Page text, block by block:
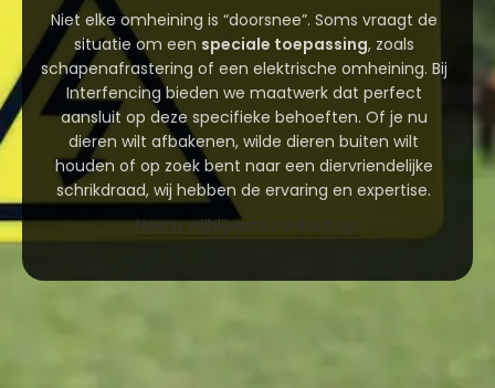
Niet elke omheining is “doorsnee”. Soms vraagt de
situatie om een speciale toepassing, zoals
schapenafrastering of een elektrische omheining. Bij
Interfencing bieden we maatwerk dat perfect
aansluit op deze specifieke behoeften. Of je nu
dieren wilt afbakenen, wilde dieren buiten wilt
houden of op zoek bent naar een diervriendelijke
schrikdraad, wij hebben de ervaring en expertise.
Neem vrijblijvend contact op